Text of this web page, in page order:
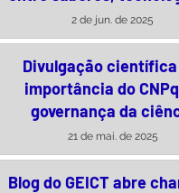
políticas públicas
2 de jun. de 2025
Divulgação científica
importância do
governança da
brasileira – uma
Arquimedes Paiva
21 de mai. de 2025
Blog do GEICT abre